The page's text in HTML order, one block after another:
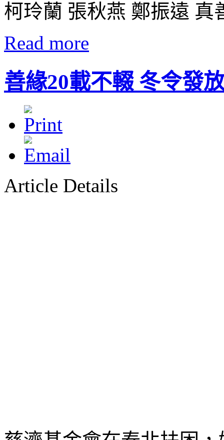
柯玲蘭 張秋燕 鄭振遠 真
Read more
善緣20載不輟 冬令發
Article Details